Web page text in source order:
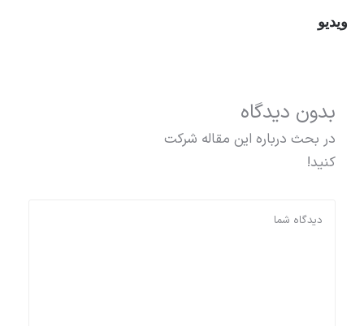
ویدیو
بدون دیدگاه
در بحث درباره این مقاله شرکت
کنید!